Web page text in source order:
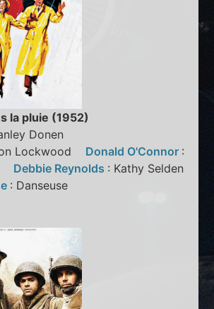
la pluie (1952)
Donen
Lockwood Donald O'Connor :
Debbie Reynolds : Kathy Selden
: Danseuse